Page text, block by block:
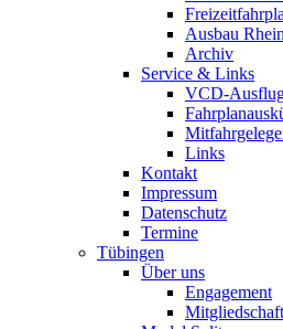
Ausbau
Archiv
Service & Links
VCD-
Links
Kontakt
Impressum
Datenschutz
Termine
Tübingen
Über uns
Engagement
Mitgliedschaft